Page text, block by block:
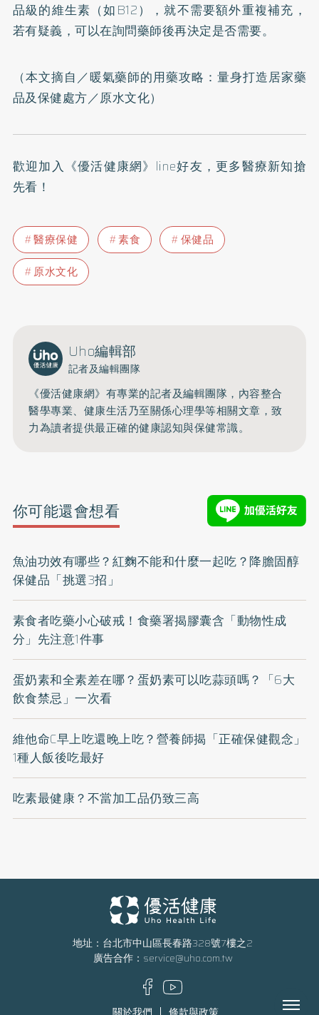
品級的維生素（如B12），就不需要額外重複補充，
若有疑義，可以在詢問藥師後再決定是否需要。
（本文摘自／暖氣藥師的用藥攻略：量身打造居家藥
品及保健處方／原水文化）
歡迎加入 《優活健康網》line好友 ，更多醫療新知搶
先看！
醫療保健 素食
保健品
原水文化
Uho編輯部
記者及編輯團隊
《優活健康網》有專業的記者及編輯團隊，內容整合
醫學專業、健康生活乃至關係心理學等相關文章，致
力為讀者提供最正確的健康認知與保健常識。
你可能還會想看
魚油功效有哪些？紅麴不能和什麼一起吃？降膽固醇
保健品「挑選3招」
素食者吃藥小心破戒！食藥署揭膠囊含「動物性成
分」先注意1件事
蛋奶素和全素差在哪？蛋奶素可以吃蒜頭嗎？「6大
飲食禁忌」一次看
維他命C早上吃還晚上吃？營養師揭「正確保健觀念」
1種人飯後吃最好
吃素最健康？不當加工品仍致三高
地址：台北市中山區長春路328號7樓之2
廣告合作： service@uho.com.tw
Menu